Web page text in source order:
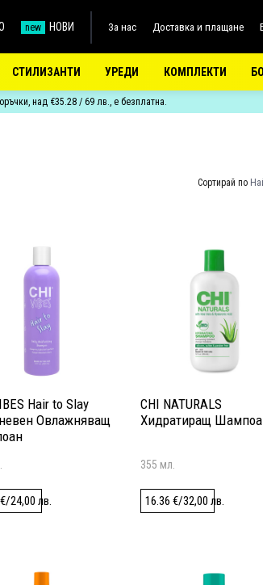
new НОВИ За нас Доставка и плащане
СТИЛИЗАНТИ УРЕДИ КОМПЛЕКТИ
над €35.28 / 69 лв., е безплатна.
Сортирай по
Hair to Slay
Овлажняващ
€/24,00 лв.
CHI NATURALS
Хидратиращ
355 мл.
16.36 €/32,00 лв.